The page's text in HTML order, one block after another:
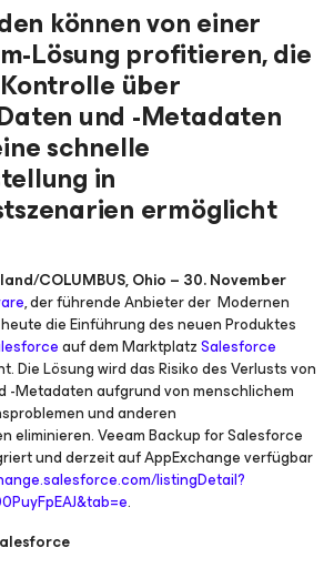
können von einer
Lösung profitieren, die
über
und -Metadaten
schnelle
in
ermöglicht
COLUMBUS, Ohio – 30. November
, der führende Anbieter der Modernen
die Einführung des neuen Produktes
auf dem MarktplatzSalesforce
Die Lösung wird das Risiko des Verlusts von
-Metadaten aufgrund von menschlichem
und anderen
eliminieren. Veeam Backup for Salesforce
und derzeit auf AppExchange verfügbar
listingDetail?
.